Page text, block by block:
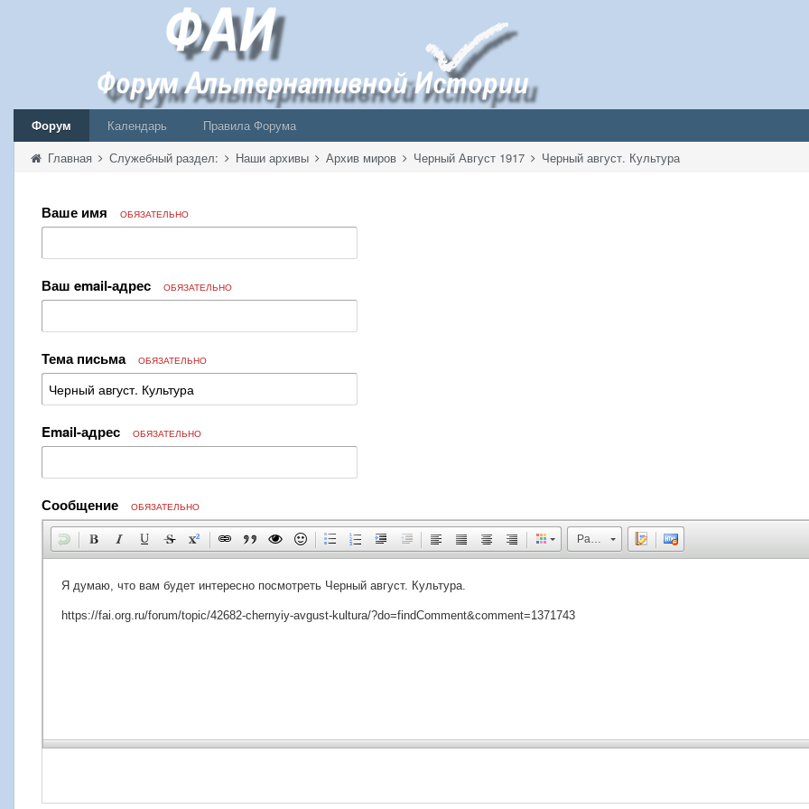
Форум Календарь
Правила Форума
Главная Служебный раздел: Наши архивы Архив миров Черный Август 1917 Черный август. Культура
Ваше имя ОБЯЗАТЕЛЬНО
Ваш email-адрес ОБЯЗАТЕЛЬНО
Тема письма ОБЯЗАТЕЛЬНО
Email-адрес ОБЯЗАТЕЛЬНО
Сообщение ОБЯЗАТЕЛЬНО
Размер